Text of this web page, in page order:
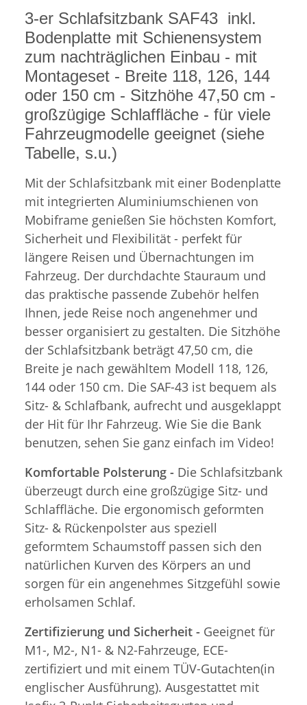
3-er Schlafsitzbank SAF43 inkl.
Bodenplatte mit Schienensystem
zum nachträglichen Einbau - mit
Montageset - Breite 118, 126, 144
oder 150 cm - Sitzhöhe 47,50 cm -
großzügige Schlaffläche - für viele
Fahrzeugmodelle geeignet (siehe
Tabelle, s.u.)
Mit der Schlafsitzbank mit einer Bodenplatte
mit integrierten Aluminiumschienen von
Mobiframe genießen Sie höchsten Komfort,
Sicherheit und Flexibilität - perfekt für
längere Reisen und Übernachtungen im
Fahrzeug. Der durchdachte Stauraum und
das praktische passende Zubehör helfen
Ihnen, jede Reise noch angenehmer und
besser organisiert zu gestalten. Die Sitzhöhe
der Schlafsitzbank beträgt 47,50 cm, die
Breite je nach gewähltem Modell 118, 126,
144 oder 150 cm. Die SAF-43 ist bequem als
Sitz- & Schlafbank, aufrecht und ausgeklappt
der Hit für Ihr Fahrzeug. Wie Sie die Bank
benutzen, sehen Sie ganz einfach im Video!
Komfortable Polsterung - Die Schlafsitzbank
überzeugt durch eine großzügige Sitz- und
Schlaffläche. Die ergonomisch geformten
Sitz- & Rückenpolster aus speziell
geformtem Schaumstoff passen sich den
natürlichen Kurven des Körpers an und
sorgen für ein angenehmes Sitzgefühl sowie
erholsamen Schlaf.
Zertifizierung und Sicherheit - Geeignet für
M1-, M2-, N1- & N2-Fahrzeuge, ECE-
zertifiziert und mit einem TÜV-Gutachten(in
englischer Ausführung). Ausgestattet mit